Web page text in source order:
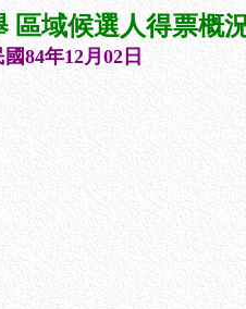
區域候選人得票概
84年12月02日